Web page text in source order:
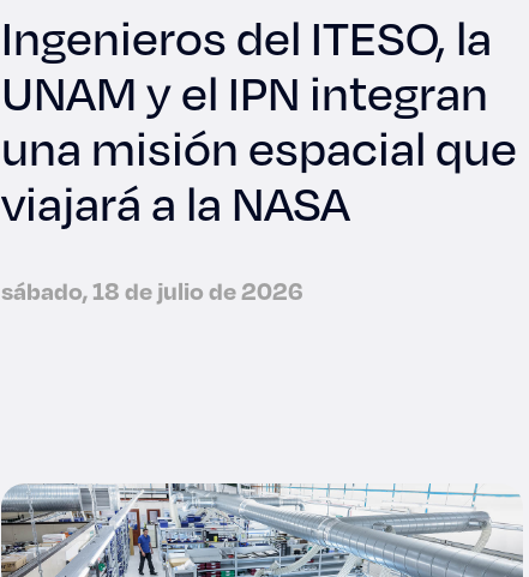
Ingenieros del ITESO, la
UNAM y el IPN integran
una misión espacial que
viajará a la NASA
sábado, 18 de julio de 2026